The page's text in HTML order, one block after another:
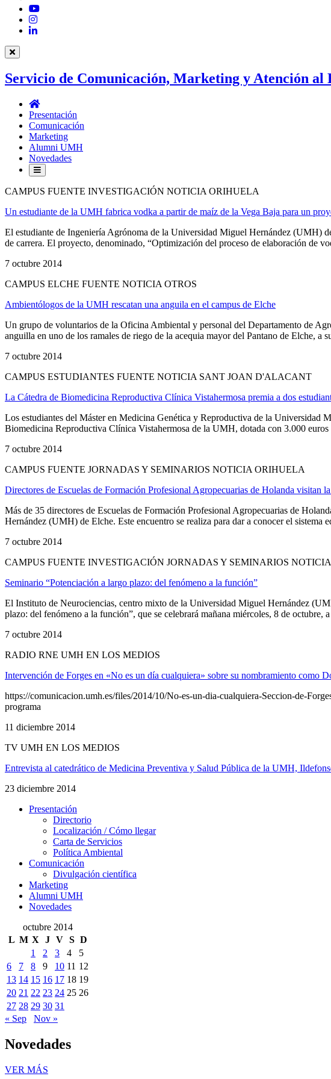
YouTube
Instagram
LinkedIn
Servicio de Comunicación, Marketing y Atención al
Servicio
de
Comunicación,
Marketing
y
Atención
al
Estudiantado
Presentación
Comunicación
Marketing
Alumni UMH
Novedades
CAMPUS FUENTE INVESTIGACIÓN NOTICIA ORIHUELA
Un estudiante de la UMH fabrica vodka a partir de maíz de la Vega Baja para un
El estudiante de Ingeniería Agrónoma de la Universidad Miguel Hernández (UMH)
de carrera. El proyecto, denominado, “Optimización del proceso de elaboración de
7 octubre 2014
CAMPUS ELCHE FUENTE NOTICIA OTROS
Ambientólogos de la UMH rescatan una anguila en el campus de Elche
Un grupo de voluntarios de la Oficina Ambiental y personal del Departamento de
anguilla en uno de los ramales de riego de la acequia mayor del Pantano de Elche, a
7 octubre 2014
CAMPUS ESTUDIANTES FUENTE NOTICIA SANT JOAN D'ALACANT
La Cátedra de Biomedicina Reproductiva Clínica Vistahermosa premia a dos
Los estudiantes del Máster en Medicina Genética y Reproductiva de la
Biomedicina Reproductiva Clínica Vistahermosa de la UMH, dotada con 3.000
7 octubre 2014
CAMPUS FUENTE JORNADAS Y SEMINARIOS NOTICIA ORIHUELA
Directores de Escuelas de Formación Profesional Agropecuarias de Holanda visitan
Más de 35 directores de Escuelas de Formación Profesional Agropecuarias de
Hernández (UMH) de Elche. Este encuentro se realiza para dar a conocer el
7 octubre 2014
CAMPUS FUENTE INVESTIGACIÓN JORNADAS Y SEMINARIOS
Seminario “Potenciación a largo plazo: del fenómeno a la función”
El Instituto de Neurociencias, centro mixto de la Universidad Miguel Hernández
plazo: del fenómeno a la función”, que se celebrará mañana miércoles, 8 de
7 octubre 2014
RADIO RNE UMH EN LOS MEDIOS
Intervención de Forges en «No es un día cualquiera» sobre su nombramiento como
https://comunicacion.umh.es/files/2014/10/No-es-un-dia-cualquiera-Seccion-de-
programa
11 diciembre 2014
TV UMH EN LOS MEDIOS
Entrevista al catedrático de Medicina Preventiva y Salud Pública de la UMH,
23 diciembre 2014
Presentación
Presentación
Directorio
Localización / Cómo llegar
Carta de Servicios
Política Ambiental
Comunicación
Comunicación
Divulgación científica
Marketing
Alumni UMH
Novedades
octubre 2014
L M X J V S D
1
2 3 4
5
6
7 8 9 10 11 12
13 14 15 16 17 18 19
20 21 22 23 24 25 26
27 28 29 30 31
« Sep
Nov »
Novedades
VER MÁS